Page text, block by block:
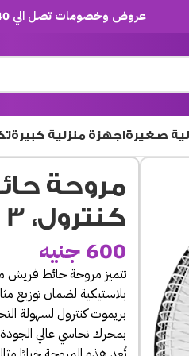
عروض وخصومات تصل الي 40% لفترة محدودة
صغيرةاجهزة منزلية كبيرة
كنترول، 3 سرعات، كشاف طوارئ ليد
600جنيه
تتميز مروحة حائط فريش مقاس 16 بوصة بتصميم أنيق وعصري، مع
بلاستيكية لضمان توزيع
بريموت كنترول لسهولة التحكم
بمحرك نحاسي عالي الجودة يضمن